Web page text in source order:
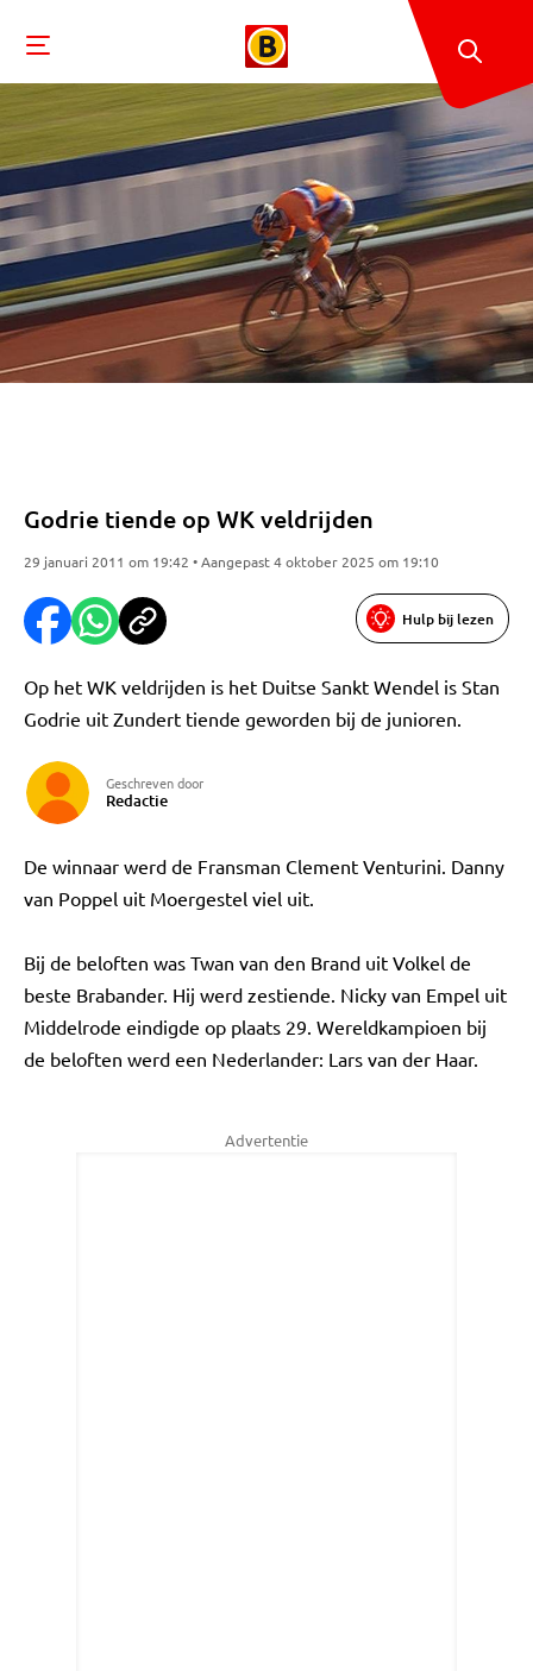
Godrie tiende op WK veldrijden
29 januari 2011 om 19:42 • Aangepast 4 oktober 2025 om 19:10
Hulp bij lezen
Op het WK veldrijden is het Duitse Sankt Wendel is Stan
Godrie uit Zundert tiende geworden bij de junioren.
Geschreven door
Redactie
De winnaar werd de Fransman Clement Venturini. Danny
van Poppel uit Moergestel viel uit.
Bij de beloften was Twan van den Brand uit Volkel de
beste Brabander. Hij werd zestiende. Nicky van Empel uit
Middelrode eindigde op plaats 29. Wereldkampioen bij
de beloften werd een Nederlander: Lars van der Haar.
Advertentie